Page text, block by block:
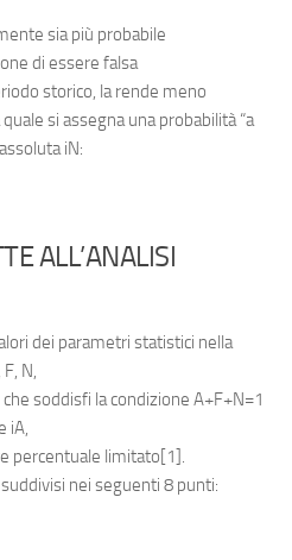
sia più probabile
di essere falsa
storico, la rende meno
si assegna una probabilità “a
iN:
ALL’ANALISI
dei parametri statistici nella
N,
soddisfi la condizione A+F+N=1
iA,
percentuale limitato[1].
nei seguenti 8 punti: